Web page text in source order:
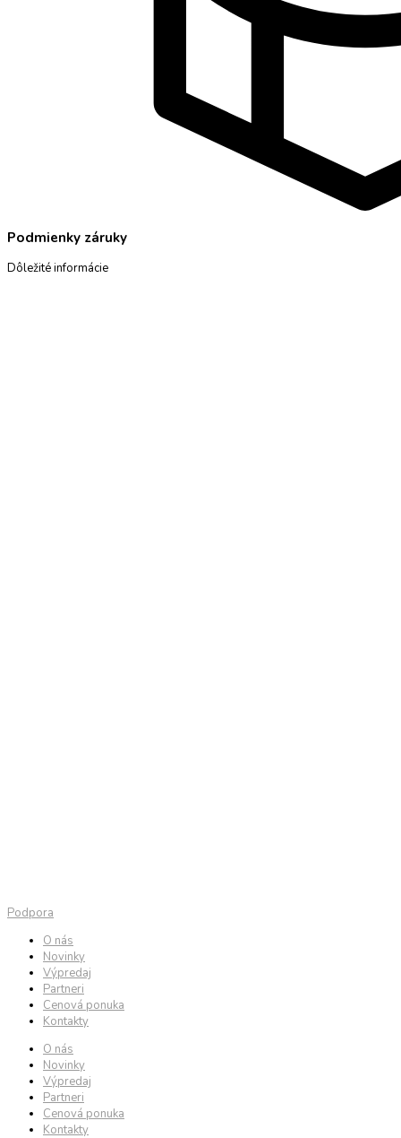
Podmienky záruky
Dôležité informácie
Podpora
O nás
Novinky
Výpredaj
Partneri
Cenová ponuka
Kontakty
O nás
Novinky
Výpredaj
Partneri
Cenová ponuka
Kontakty